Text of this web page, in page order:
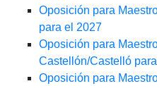
Oposición para
para el 2027
Oposición para
Castellón/Castelló
Oposición para